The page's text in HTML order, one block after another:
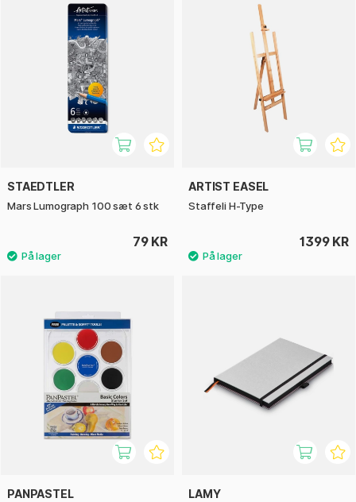
STAEDTLER
Mars Lumograph 100 sæt 6 stk
79 KR
ARTIST EASEL
Staffeli H-Type
1399 KR
PANPASTEL LAMY